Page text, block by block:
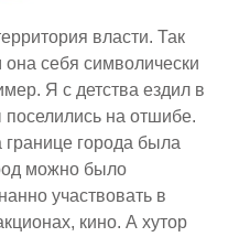
власти. Так
себя символически
Я с детства ездил в
на отшибе.
города была
можно было
участвовать в
кино. А хутор